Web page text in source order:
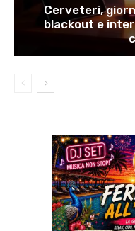
Cerveteri,
blackout e